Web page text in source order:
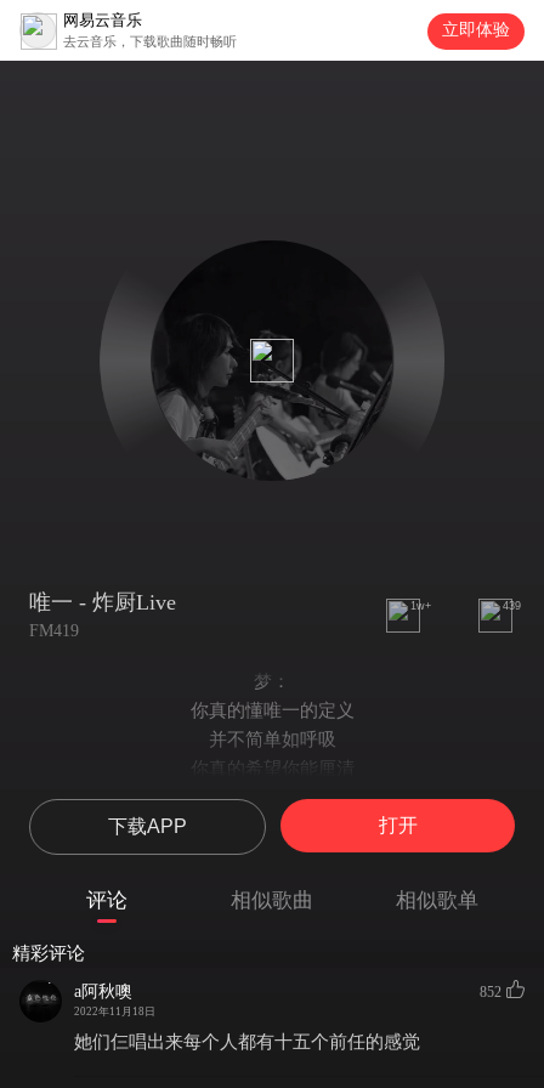
网易云音乐
去云音乐，下载歌曲随时畅听
立即体验
唯一 - 炸厨Live
FM419
1w+ 439
梦：
你真的懂唯一的定义
并不简单如呼吸
你真的希望你能厘清
若没交心怎么说明
恋：
我真的爱你
眼神中飘移
配合我颠沛流离
下载APP 打开
评论 相似歌曲 相似歌单
精彩评论
a阿秋噢
2022年11月18日
852
她们仨唱出来每个人都有十五个前任的感觉